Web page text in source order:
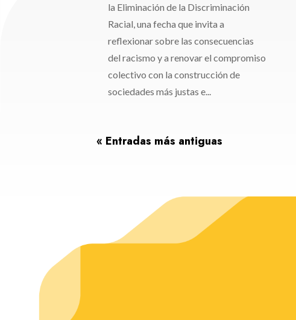
la Eliminación de la Discriminación
Racial, una fecha que invita a
reflexionar sobre las consecuencias
del racismo y a renovar el compromiso
colectivo con la construcción de
sociedades más justas e...
« Entradas más antiguas